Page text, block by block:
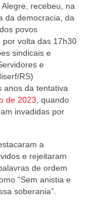
recebeu, na
da democracia, da
povos
por volta das 17h30
sindicais e
e
RS)
anos da tentativa
de 2023 , quando
invadidas por
a
e rejeitaram
de ordem
“Sem anistia e
soberania”.